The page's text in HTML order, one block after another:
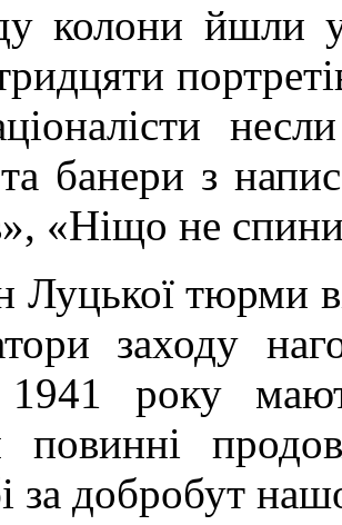
колони йшли
банери з
«Ніщо не
Луцької тюрми
заходу
1941 року
повинні
за добробут